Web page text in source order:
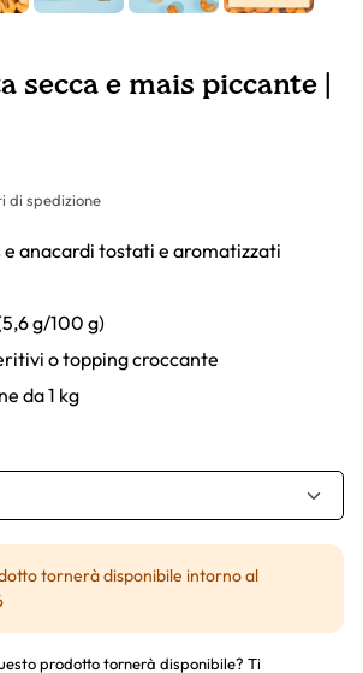
secca e mais piccante |
di spedizione
e anacardi tostati e aromatizzati
g/100 g)
o topping croccante
da 1 kg
tornerà disponibile intorno al
prodotto tornerà disponibile? Ti